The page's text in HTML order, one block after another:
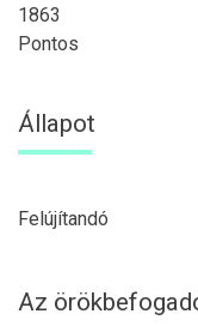
1863
Pontos
Állapot
Felújítandó
Az